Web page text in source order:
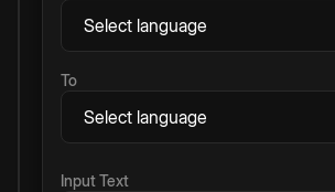
To
Input Text